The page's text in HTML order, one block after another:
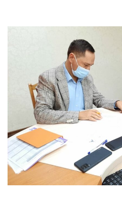
audienței
Managementul
instituției
Planuri
de
activitate
Parteneriate
Proiecte